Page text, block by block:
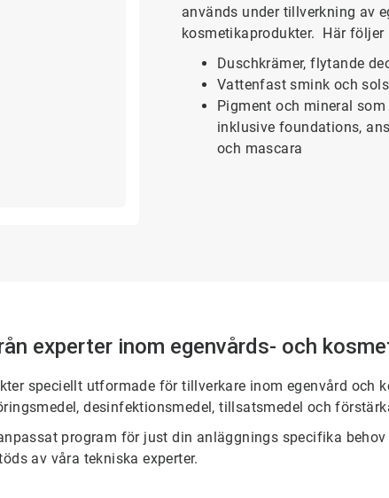
används under tillverkning av
kosmetikaprodukter. Här följer
Duschkrämer, flytande
Vattenfast smink och
Pigment och mineral
inklusive foundations,
och mascara
experter inom egenvårds- och
speciellt utformade för tillverkare inom egenvård och
desinfektionsmedel, tillsatsmedel och
program för just din anläggnings specifika
av våra tekniska experter.